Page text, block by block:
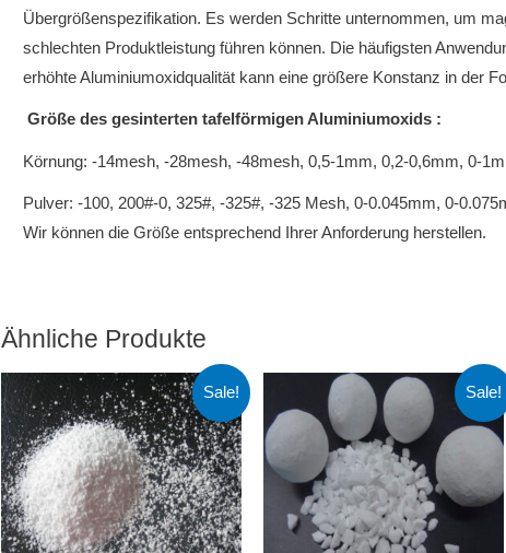
Übergrößenspezifikation. Es werden Schritte unternommen, um
schlechten Produktleistung führen können. Die häufigsten
erhöhte Aluminiumoxidqualität kann eine größere Konstanz in der
Größe des gesinterten tafelförmigen Aluminiumoxids :
Körnung: -14mesh, -28mesh, -48mesh, 0,5-1mm, 0,2-0,6mm, 0-
Pulver: -100, 200#-0, 325#, -325#, -325 Mesh, 0-0.045mm, 0-
Wir können die Größe entsprechend Ihrer Anforderung herstellen.
Ähnliche Produkte
Sale! Sale!